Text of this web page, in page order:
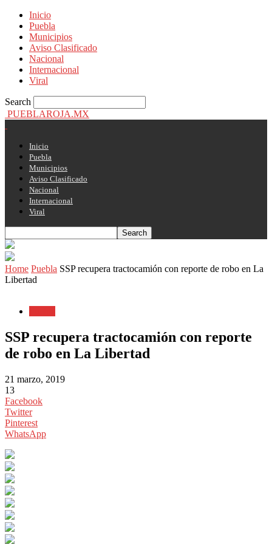
Inicio
Puebla
Municipios
Aviso Clasificado
Nacional
Internacional
Viral
Search
PUEBLAROJA.MX
Inicio
Puebla
Municipios
Aviso Clasificado
Nacional
Internacional
Viral
Home Puebla SSP recupera tractocamión con reporte de robo en La
Libertad
SSP recupera tractocamión con reporte
de robo en La Libertad
21 marzo, 2019
13
Facebook
Twitter
Pinterest
WhatsApp